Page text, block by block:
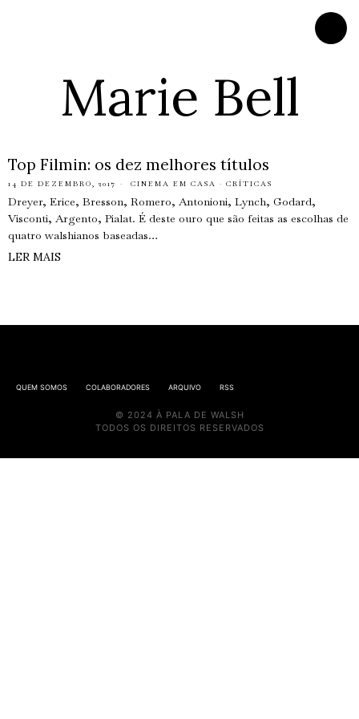
Marie Bell
Top Filmin: os dez melhores títulos
14 DE DEZEMBRO, 2017 CINEMA EM CASA · CRÍTICAS
Dreyer, Erice, Bresson, Romero, Antonioni, Lynch, Godard,
Visconti, Argento, Pialat. É deste ouro que são feitas as escolhas de
quatro walshianos baseadas…
LER MAIS
QUEM SOMOS COLABORADORES ARQUIVO RSS
© 2024 À PALA DE WALSH
TODOS OS DIREITOS RESERVADOS